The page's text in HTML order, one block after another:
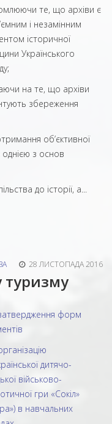
те, що архіви є
і незамінним
історичної
Українського
на те, що архіви
збереження
об’єктивної
однією з основ
до історії, а...
28 ЛИСТОПАДА 2016
туризму
форм
дитячо-
військово-
гри «Сокіл»
в навчальних